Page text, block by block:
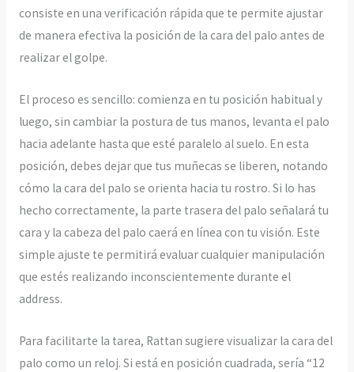
consiste en una verificación rápida que te permite ajustar
de manera efectiva la posición de la cara del palo antes de
realizar el golpe.
El proceso es sencillo: comienza en tu posición habitual y
luego, sin cambiar la postura de tus manos, levanta el palo
hacia adelante hasta que esté paralelo al suelo. En esta
posición, debes dejar que tus muñecas se liberen, notando
cómo la cara del palo se orienta hacia tu rostro. Si lo has
hecho correctamente, la parte trasera del palo señalará tu
cara y la cabeza del palo caerá en línea con tu visión. Este
simple ajuste te permitirá evaluar cualquier manipulación
que estés realizando inconscientemente durante el
address.
Para facilitarte la tarea, Rattan sugiere visualizar la cara del
palo como un reloj. Si está en posición cuadrada, sería “12